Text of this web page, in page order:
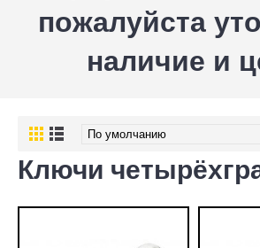
пожалуйста
наличие и
Ключи